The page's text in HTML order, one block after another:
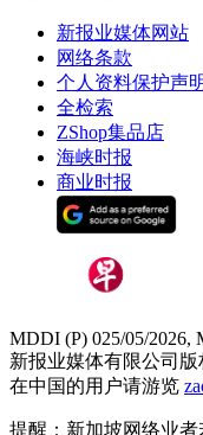
新报业媒体网站
网络条款
个人资料保护声
全检索
ZShop集品店
海峡时报
商业时报
MDDI (P) 025/05/2026,
新报业媒体有限公司版
在中国的用户请游览
提醒：新加坡网络业